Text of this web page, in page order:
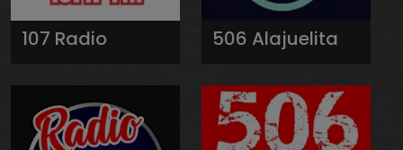
107 Radio 506 Alajuelita